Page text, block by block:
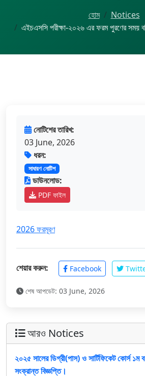
হোম
Notices
এইচএসসি পরীক্ষা-২০২৬ এর ফরম পুরণের সময়
নোটিশের তারিখ:
03 June, 2026
ধরন:
সাধারণ নোটিশ
ডাউনলোড:
PDF ফাইল
2026 ফরমূরণ
শেয়ার করুন: Facebook
শেষ আপডেট: 03 June, 2026
আরও Notices
২০২৫ সালের ডিগ্রী(পাস) ও সার্টিফিকেট কোর্স ১ম
সংক্রান্ত বিজ্ঞপ্তি।